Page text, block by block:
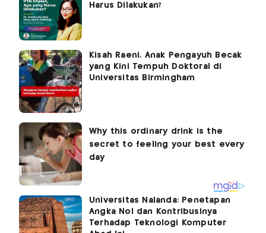
Harus Dilakukan?
Kisah Raeni, Anak Pengayuh Becak
yang Kini Tempuh Doktoral di
Universitas Birmingham
Universitas Nalanda: Penetapan
Angka Nol dan Kontribusinya
Terhadap Teknologi Komputer